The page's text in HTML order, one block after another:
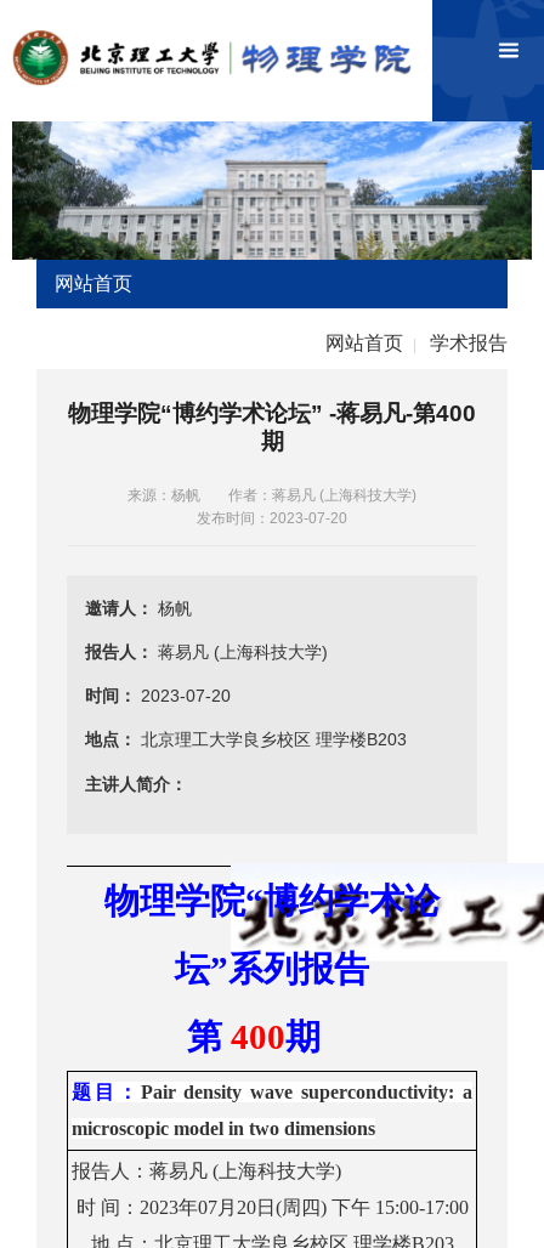
网站首页
网站首页 学术报告
物理学院“博约学术论坛” -蒋易凡-第400
期
来源：杨帆
作者：蒋易凡 (上海科技大学)
发布时间：2023-07-20
邀请人： 杨帆
报告人： 蒋易凡 (上海科技大学)
时间： 2023-07-20
地点： 北京理工大学良乡校区 理学楼B203
主讲人简介：
物理学院“博约学术论
坛”系列报告
第 400期
题目 ： Pair density wave superconductivity: a
microscopic model in two dimensions
报告人： 蒋易凡 ( 上海科技大学)
时 间： 2023年07月 20日(周 四) 下午 1 5:00-1 7:00
地 点： 北京理工大学良乡校区 理学楼B203